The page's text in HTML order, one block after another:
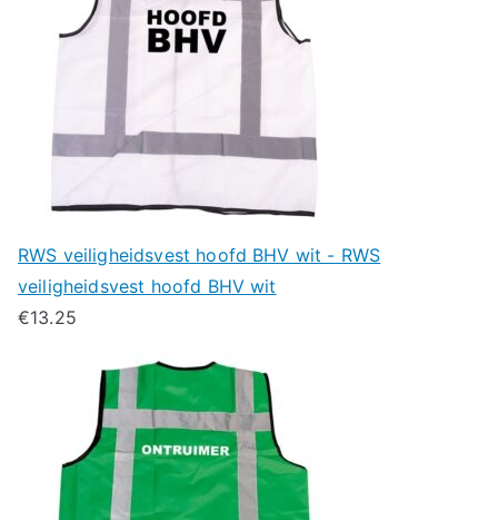
RWS veiligheidsvest hoofd BHV wit - RWS
veiligheidsvest hoofd BHV wit
€13.25